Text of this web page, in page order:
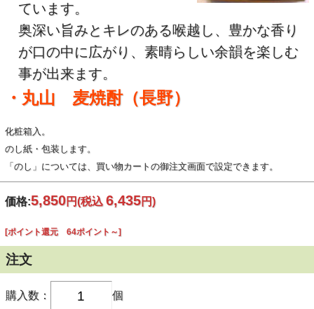
ています。
奥深い旨みとキレのある喉越し、豊かな香り
が口の中に広がり、素晴らしい余韻を楽しむ
事が出来ます。
・丸山 麦焼酎（長野）
化粧箱入。
のし紙・包装します。
「のし」については、買い物カートの御注文画面で設定できます。
価格:5,850円(税込 6,435円)
[ポイント還元 64ポイント～]
注文
購入数： 個